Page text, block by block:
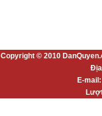
Copyright © 2010
E-